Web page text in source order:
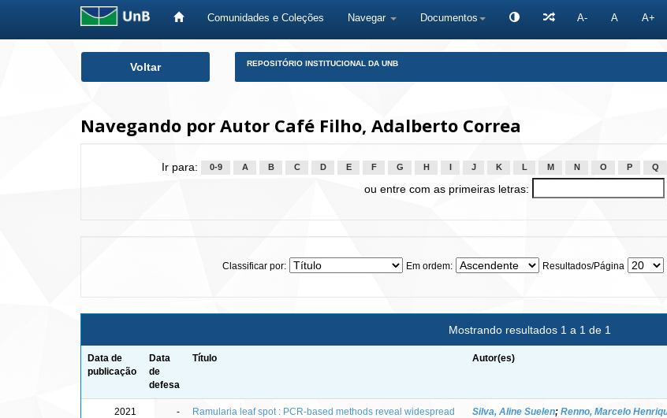
Comunidades e Coleções Navegar Documentos A- A A+
Voltar REPOSITÓRIO INSTITUCIONAL DA UNB
Navegando por Autor Café Filho, Adalberto Correa
Ir para: 0-9 A B C D E F G H J K L M N O P Q
ou entre com as primeiras letras:
Classificar por: Em ordem: Resultados/Página
Mostrando resultados 1 a 1 de 1
Data de
publicação
Data
de
defesa
Título Autor(es)
2021 -
Ramularia leaf spot : PCR-based methods reveal widespread
Silva, Aline Suelen; Renno, Marcelo